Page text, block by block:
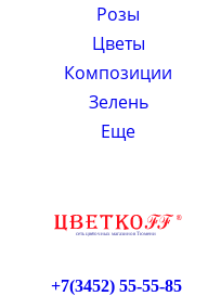
Розы
Цветы
Композиции
Зелень
Еще
+7(3452) 55-55-85